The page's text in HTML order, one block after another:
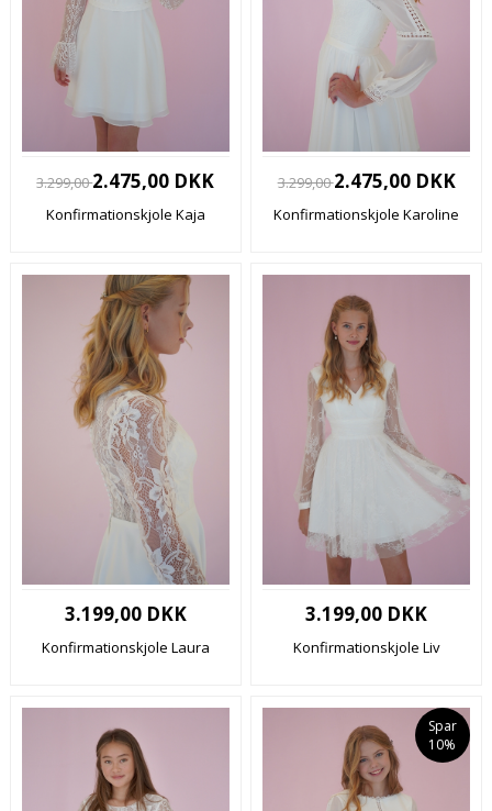
3.299,002.475,00 DKK
Konfirmationskjole Kaja
3.299,002.475,00 DKK
Konfirmationskjole Karoline
3.199,00 DKK
Konfirmationskjole Laura
3.199,00 DKK
Konfirmationskjole Liv
Spar
10%